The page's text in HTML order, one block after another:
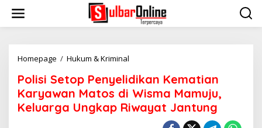
i
Homepage / Hukum & Kriminal
l
i
Polisi Setop Penyelidikan Kematian
Karyawan Matos di Wisma Mamuju,
Keluarga Ungkap Riwayat Jantung